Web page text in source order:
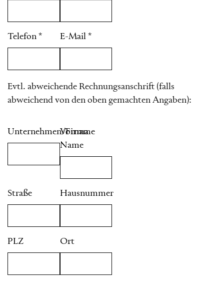
Telefon * E-Mail *
Evtl. abweichende Rechnungsanschrift (falls
abweichend von den oben gemachten Angaben):
Unternehmen/Firma
Vorname
Name
Straße Hausnummer
PLZ Ort